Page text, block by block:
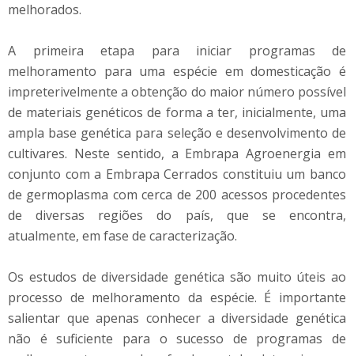
melhorados.
A primeira etapa para iniciar programas de
melhoramento para uma espécie em domesticação é
impreterivelmente a obtenção do maior número possível
de materiais genéticos de forma a ter, inicialmente, uma
ampla base genética para seleção e desenvolvimento de
cultivares. Neste sentido, a Embrapa Agroenergia em
conjunto com a Embrapa Cerrados constituiu um banco
de germoplasma com cerca de 200 acessos procedentes
de diversas regiões do país, que se encontra,
atualmente, em fase de caracterização.
Os estudos de diversidade genética são muito úteis ao
processo de melhoramento da espécie. É importante
salientar que apenas conhecer a diversidade genética
não é suficiente para o sucesso de programas de